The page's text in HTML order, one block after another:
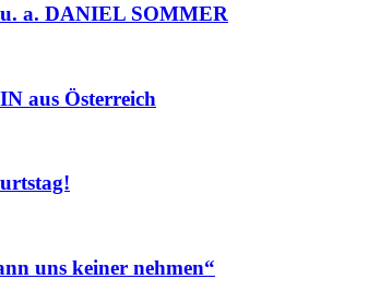
a. DANIEL SOMMER
aus Österreich
uns keiner nehmen“